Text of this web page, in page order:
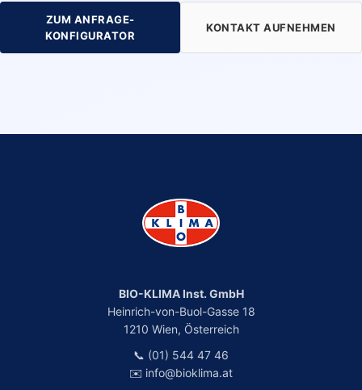
ZUM ANFRAGE-
KONFIGURATOR
KONTAKT AUFNEHMEN
BIO-KLIMA Inst. GmbH
Heinrich-von-Buol-Gasse 18
1210 Wien, Österreich
📞 (01) 544 47 46
✉️ info@bioklima.at